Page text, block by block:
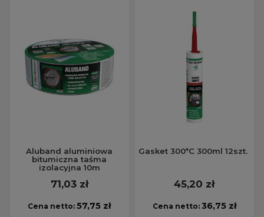
Aluband aluminiowa
bitumiczna taśma
izolacyjna 10m
71,03 zł
Cena netto:57,75 zł
Gasket 300*C 300ml 12szt.
45,20 zł
Cena netto: 36,75 zł